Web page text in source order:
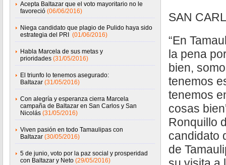
Acepta Baltazar que el voto mayoritario no le
favoreció (06/06/2016)
Niega candidato que plagio de Pulido haya sido
estrategia del PRI
(01/06/2016)
Habla Marcela de sus metas y
prioridades (31/05/2016)
El triunfo lo tenemos asegurado:
Baltazar (31/05/2016)
Con alegría y esperanza cierra Marcela
campaña de Baltazar en San Carlos y San
Nicolás (31/05/2016)
Viven pasión en todo Tamaulipas con
Baltazar (30/05/2016)
5 de junio, voto por la paz social y prosperidad
con Baltazar y Neto (29/05/2016)
SAN
“En
la pena
bien,
tenemos
tenemos
cosas
Ronquillo
candidato
de